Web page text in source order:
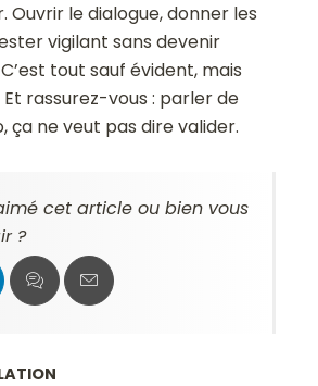
Ouvrir le dialogue, donner les
vigilant sans devenir
tout sauf évident, mais
Et rassurez-vous : parler de
ça ne veut pas dire valider.
cet article ou bien vous
?